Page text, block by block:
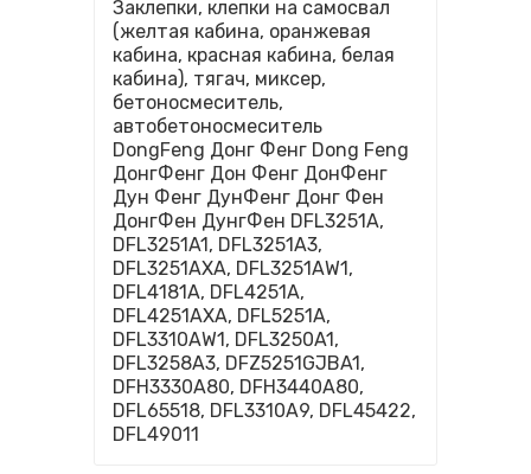
Заклепки, клепки на самосвал
(желтая кабина, оранжевая
кабина, красная кабина, белая
кабина), тягач, миксер,
бетоносмеситель,
автобетоносмеситель
DongFeng Донг Фенг Dong Feng
ДонгФенг Дон Фенг ДонФенг
Дун Фенг ДунФенг Донг Фен
ДонгФен ДунгФен DFL3251A,
DFL3251A1, DFL3251A3,
DFL3251AXA, DFL3251AW1,
DFL4181A, DFL4251A,
DFL4251AXA, DFL5251A,
DFL3310AW1, DFL3250A1,
DFL3258A3, DFZ5251GJBA1,
DFH3330A80, DFH3440A80,
DFL65518, DFL3310A9, DFL45422,
DFL49011